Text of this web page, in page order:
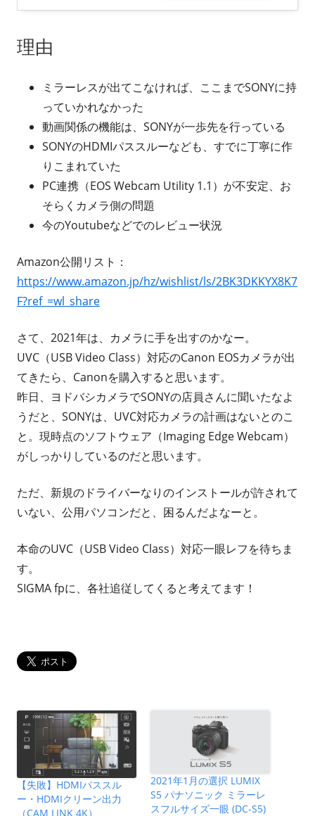
理由
ミラーレスが出てこなければ、ここまでSONYに持
っていかれなかった
動画関係の機能は、SONYが一歩先を行っている
SONYのHDMIパススルーなども、すでに丁寧に作
りこまれていた
PC連携（EOS Webcam Utility 1.1）が不安定、お
そらくカメラ側の問題
今のYoutubeなどでのレビュー状況
Amazon公開リスト：
https://www.amazon.jp/hz/wishlist/ls/2BK3DKKYX8K7
F?ref_=wl_share
さて、2021年は、カメラに手を出すのかなー。
UVC（USB Video Class）対応のCanon EOSカメラが出
てきたら、Canonを購入すると思います。
昨日、ヨドバシカメラでSONYの店員さんに聞いたなよ
うだと、SONYは、UVC対応カメラの計画はないとのこ
と。現時点のソフトウェア（Imaging Edge Webcam）
がしっかりしているのだと思います。
ただ、新規のドライバーなりのインストールが許されて
いない、公用パソコンだと、困るんだよなーと。
本命のUVC（USB Video Class）対応一眼レフを待ちま
す。
SIGMA fpに、各社追従してくると考えてます！
【失敗】HDMIパススル
ー・HDMIクリーン出力
（CAM LINK 4K）
2021年1月の選択 LUMIX
S5 パナソニック ミラーレ
スフルサイズ一眼 (DC-S5)